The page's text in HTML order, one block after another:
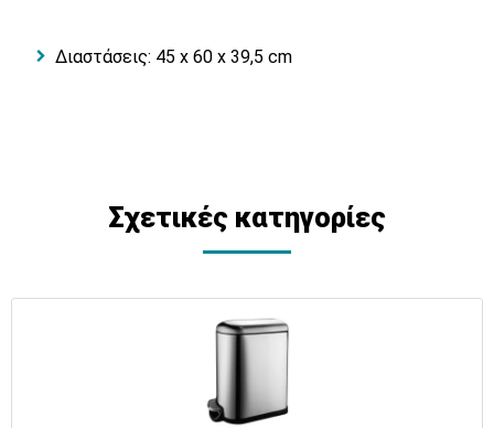
Διαστάσεις: 45 x 60 x 39,5 cm
Σχετικές κατηγορίες